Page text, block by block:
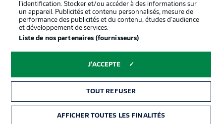
services
Mentions Légales Gérer mes préférences
Diffuseurs
l’identification. Stocker et/ou accéder à des informations sur
un appareil. Publicités et contenu personnalisés, mesure de
performance des publicités et du contenu, études d’audience
et développement de services.
Liste de nos partenaires (fournisseurs)
J'ACCEPTE
TOUT REFUSER
AFFICHER TOUTES LES FINALITÉS